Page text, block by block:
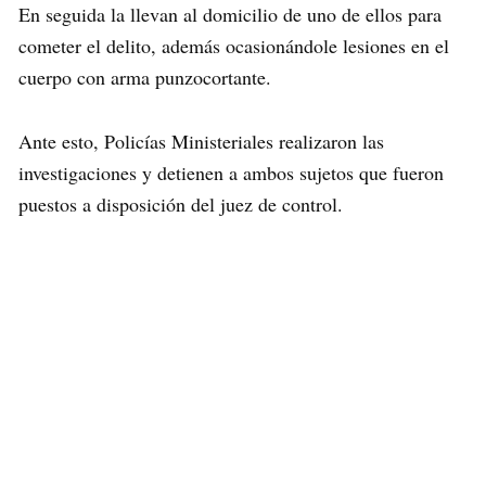
En seguida la llevan al domicilio de uno de ellos para
cometer el delito, además ocasionándole lesiones en el
cuerpo con arma punzocortante.
Ante esto, Policías Ministeriales realizaron las
investigaciones y detienen a ambos sujetos que fueron
puestos a disposición del juez de control.